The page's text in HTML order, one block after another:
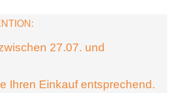
27.07. und
Ihren Einkauf entsprechend.